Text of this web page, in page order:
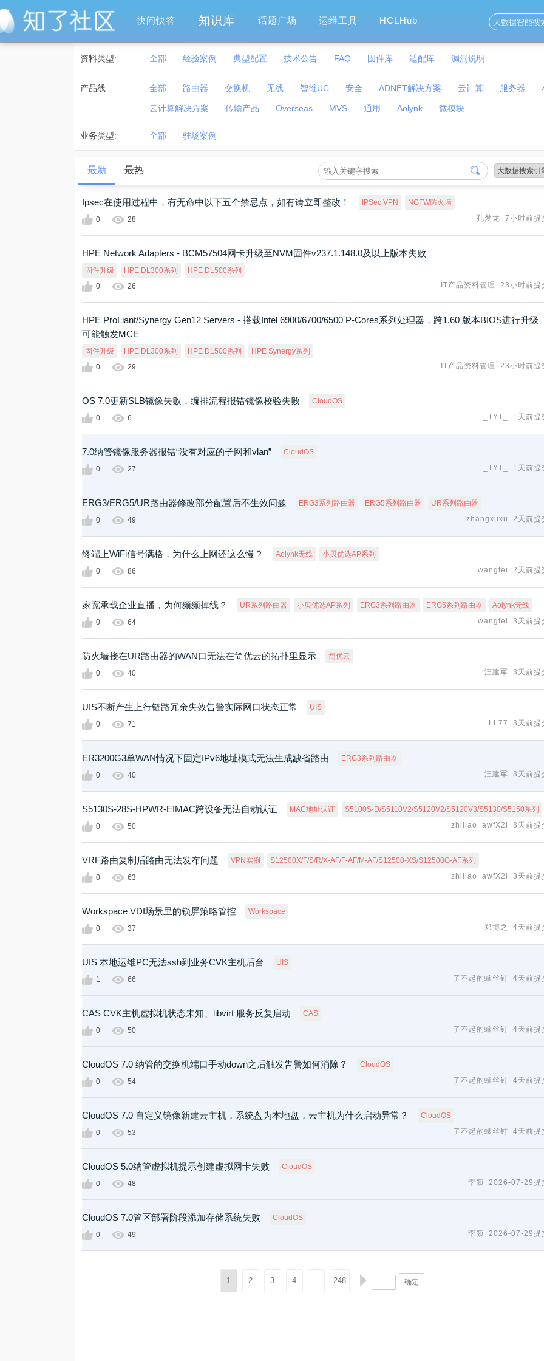
快问快答 知识库 话题广场 运维工具 HCLHub
资料类型: 全部 经验案例 典型配置 技术公告 FAQ 固件库 适配库 漏洞说明
产品线: 全部 路由器 交换机 无线 智维UC 安全 ADNET解决方案 云计算 服务器
云计算解决方案 传输产品 Overseas MVS 通用 Aolynk 微模块
业务类型: 全部 驻场案例
最新 最热
Ipsec在使用过程中，有无命中以下五个禁忌点，如有请立即整改！ IPSec VPN
NGFW防火墙
0
28 孔梦龙 7小时前提
HPE Network Adapters - BCM57504网卡升级至NVM固件v237.1.148.0及以上版本失败
固件升级 HPE DL300系列
HPE DL500系列
0
26 IT产品资料管理 23小时前提
HPE ProLiant/Synergy Gen12 Servers - 搭载Intel 6900/6700/6500 P-Cores系列处理器，跨1.60 版本BIOS进行升级
可能触发MCE
固件升级 HPE DL300系列 HPE DL500系列
HPE Synergy系列
0
29 IT产品资料管理 23小时前提
OS 7.0更新SLB镜像失败，编排流程报错镜像校验失败
CloudOS
0
6 _TYT_ 1天前提
7.0纳管镜像服务器报错“没有对应的子网和vlan”
CloudOS
0
27 _TYT_ 1天前提
ERG3/ERG5/UR路由器修改部分配置后不生效问题 ERG3系列路由器 ERG5系列路由器
UR系列路由器
0
49 zhangxuxu 2天前提
终端上WiFi信号满格，为什么上网还这么慢？ Aolynk无线
小贝优选AP系列
0
86 wangfei 2天前提
家宽承载企业直播，为何频频掉线？ UR系列路由器 小贝优选AP系列 ERG3系列路由器 ERG5系列路由器
Aolynk无线
0
64 wangfei 3天前提
防火墙接在UR路由器的WAN口无法在简优云的拓扑里显示
简优云
0
40 汪建军 3天前提
UIS不断产生上行链路冗余失效告警实际网口状态正常
UIS
0
71 LL77 3天前提
ER3200G3单WAN情况下固定IPv6地址模式无法生成缺省路由
ERG3系列路由器
0
40 汪建军 3天前提
S5130S-28S-HPWR-EIMAC跨设备无法自动认证 MAC地址认证
S5100S-D/S5110V2/S5120V2/S5120V3/S5130/S5150系列
0
50 zhiliao_awfX2i 3天前提
VRF路由复制后路由无法发布问题 VPN实例
S12500X/F/S/R/X-AF/F-AF/M-AF/S12500-XS/S12500G-AF系列
0
63 zhiliao_awfX2i 3天前提
Workspace VDI场景里的锁屏策略管控
Workspace
0
37 郑博之 4天前提
UIS 本地运维PC无法ssh到业务CVK主机后台
UIS
1
66 了不起的螺丝钉 4天前提
CAS CVK主机虚拟机状态未知、libvirt 服务反复启动
CAS
0
50 了不起的螺丝钉 4天前提
CloudOS 7.0 纳管的交换机端口手动down之后触发告警如何消除？
CloudOS
0
54 了不起的螺丝钉 4天前提
CloudOS 7.0 自定义镜像新建云主机，系统盘为本地盘，云主机为什么启动异常？
CloudOS
0
53 了不起的螺丝钉 4天前提
CloudOS 5.0纳管虚拟机提示创建虚拟网卡失败
CloudOS
0
48 李颜 2026-07-29提
CloudOS 7.0管区部署阶段添加存储系统失败
CloudOS
0
49 李颜 2026-07-29提
1 2 3 4 ... 248